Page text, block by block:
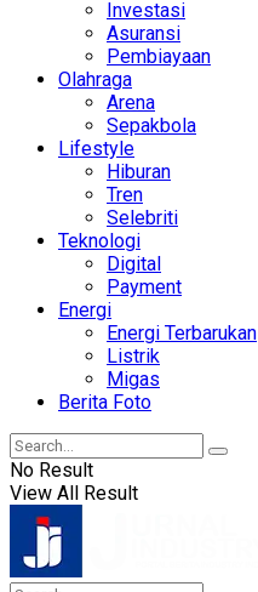
Investasi
Asuransi
Pembiayaan
Olahraga
Arena
Sepakbola
Lifestyle
Hiburan
Tren
Selebriti
Teknologi
Digital
Payment
Energi
Energi Terbarukan
Listrik
Migas
Berita Foto
No Result
View All Result